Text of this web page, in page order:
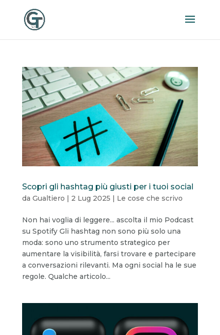
Scopri gli hashtag più giusti per i tuoi social
da Gualtiero | 2 Lug 2025 | Le cose che scrivo
Non hai voglia di leggere... ascolta il mio Podcast
su Spotify Gli hashtag non sono più solo una
moda: sono uno strumento strategico per
aumentare la visibilità, farsi trovare e partecipare
a conversazioni rilevanti. Ma ogni social ha le sue
regole. Qualche articolo...